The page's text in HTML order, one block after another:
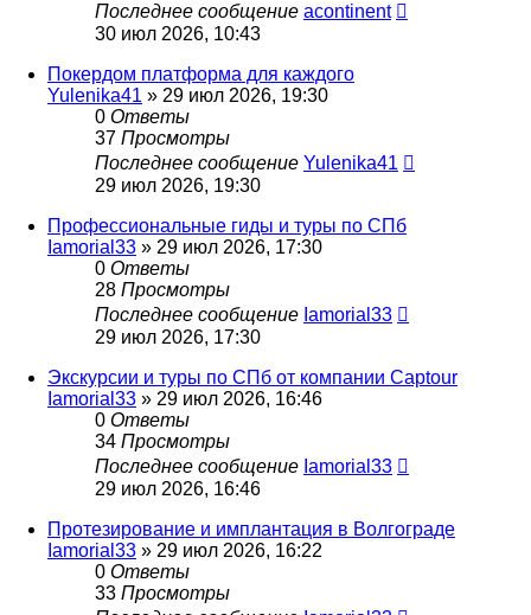
Последнее сообщение acontinent
30 июл 2026, 10:43
Покердом платформа для каждого
Yulenika41 » 29 июл 2026, 19:30
0 Ответы
37 Просмотры
Последнее сообщение Yulenika41
29 июл 2026, 19:30
Профессиональные гиды и туры по СПб
Iamorial33 » 29 июл 2026, 17:30
0 Ответы
28 Просмотры
Последнее сообщение Iamorial33
29 июл 2026, 17:30
Экскурсии и туры по СПб от компании Captour
Iamorial33 » 29 июл 2026, 16:46
0 Ответы
34 Просмотры
Последнее сообщение Iamorial33
29 июл 2026, 16:46
Протезирование и имплантация в Волгограде
Iamorial33 » 29 июл 2026, 16:22
0 Ответы
33 Просмотры